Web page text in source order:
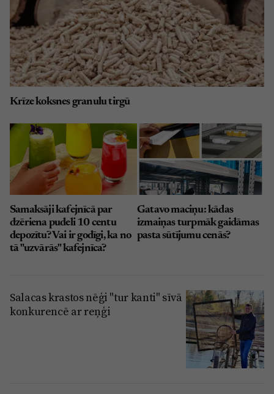
Krīze koksnes granulu tirgū
Samaksāji kafejnīcā par
dzēriena pudeli 10 centu
depozītu? Vai ir godīgi, ka no
tā "uzvārās" kafejnīca?
Gatavo maciņu: kādas
izmaiņas turpmāk gaidāmas
pasta sūtījumu cenās?
Salacas krastos nēģi "tur kanti" sīvā
konkurencē ar reņģi